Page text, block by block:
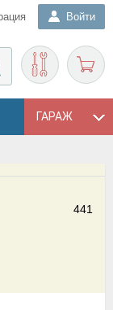
Войти
ГАРАЖ
441